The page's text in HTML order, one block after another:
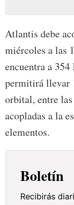
Atlantis debe
miércoles a las
encuentra a
permitirá llevar
orbital, entre
acopladas a la
elementos.
Boletín
Recibirás